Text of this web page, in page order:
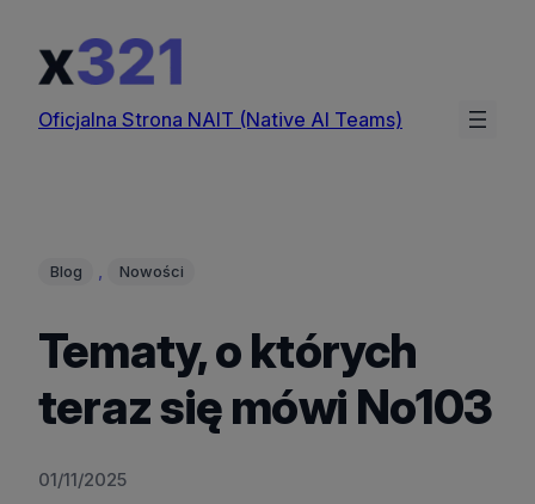
treści
Oficjalna Strona NAIT (Native AI Teams)
Blog , Nowości
Tematy, o których
teraz się mówi No103
01/11/2025